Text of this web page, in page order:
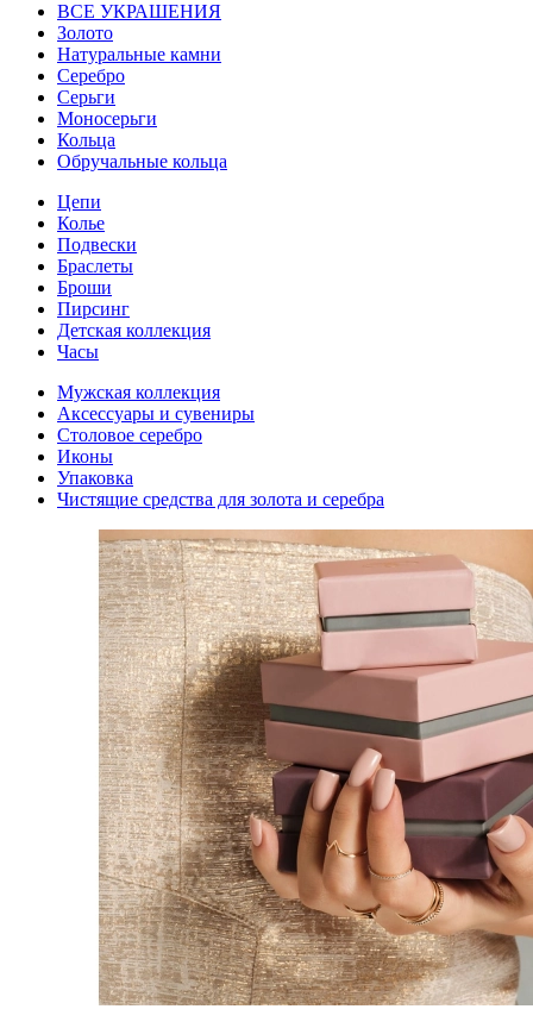
ВСЕ УКРАШЕНИЯ
Золото
Натуральные камни
Серебро
Серьги
Моносерьги
Кольца
Обручальные кольца
Цепи
Колье
Подвески
Браслеты
Броши
Пирсинг
Детская коллекция
Часы
Мужская коллекция
Аксессуары и сувениры
Столовое серебро
Иконы
Упаковка
Чистящие средства для золота и серебра